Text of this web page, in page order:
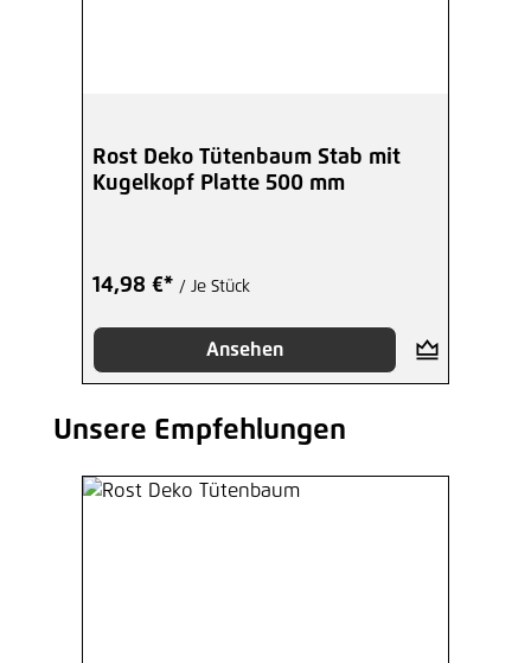
Rost Deko Tütenbaum Stab mit
Kugelkopf Platte 500 mm
14,98 €* / Je Stück
Ansehen
Produktgalerie überspringen
Unsere Empfehlungen